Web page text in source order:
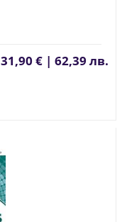
31,90 € | 62,39 лв.